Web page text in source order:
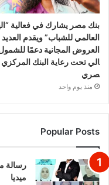
بنك مصر يشارك في فعالية
العالمي للشباب” ويقدم
العروض المجانية دعمًا
الي تحت رعاية البنك المركزي
صري
منذ يوم واحد
Popular Posts
رسالة
ميديا